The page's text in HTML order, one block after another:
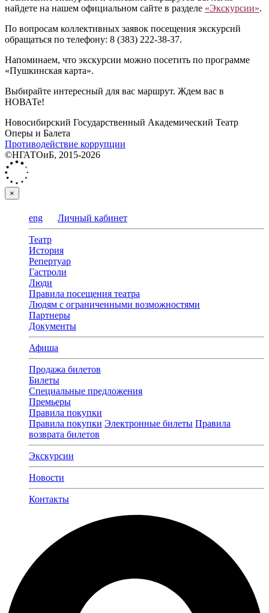
найдете на нашем официальном сайте в разделе «Экскурсии».
По вопросам коллективных заявок посещения экскурсий
обращаться по телефону: 8 (383) 222-38-37.
Напоминаем, что экскурсии можно посетить по программе
«Пушкинская карта».
Выбирайте интересный для вас маршрут. Ждем вас в
НОВАТе!
Новосибирский Государственный Академический Театр
Оперы и Балета
Противодействие коррупции
©НГАТОиБ, 2015-2026
×
eng Личный кабинет
Театр
История
Репертуар
Гастроли
Люди
Правила посещения театра
Людям с ограниченными возможностями
Партнеры
Документы
Афиша
Продажа билетов
Билеты
Специальные предложения
Премьеры
Правила покупки
Правила покупки Электронные билеты Правила
возврата билетов
Экскурсии
Новости
Контакты